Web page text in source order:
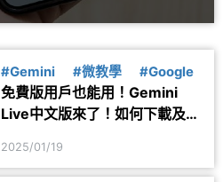
#Gemini #微教學 #Google
免費版用戶也能用！Gemini
Live中文版來了！如何下載及使
2025/01/19